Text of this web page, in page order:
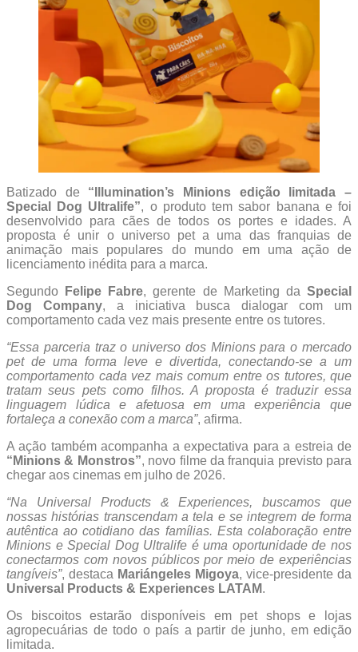
Batizado de “Illumination’s Minions edição limitada –
Special Dog Ultralife”, o produto tem sabor banana e foi
desenvolvido para cães de todos os portes e idades. A
proposta é unir o universo pet a uma das franquias de
animação mais populares do mundo em uma ação de
licenciamento inédita para a marca.
Segundo
Felipe Fabre, gerente de Marketing daSpecial
Dog Company, a iniciativa busca dialogar com um
comportamento cada vez mais presente entre os tutores.
“Essa parceria traz o universo dos Minions para o mercado
pet de uma forma leve e divertida, conectando-se a um
comportamento cada vez mais comum entre os tutores, que
tratam seus pets como filhos. A proposta é traduzir essa
linguagem lúdica e afetuosa em uma experiência que
fortaleça a conexão com a marca”, afirma.
A ação também acompanha a expectativa para a estreia de
“Minions & Monstros”, novo filme da franquia previsto para
chegar aos cinemas em julho de 2026.
“Na Universal Products & Experiences, buscamos que
nossas histórias transcendam a tela e se integrem de forma
autêntica ao cotidiano das famílias. Esta colaboração entre
Minions e Special Dog Ultralife é uma oportunidade de nos
conectarmos com novos públicos por meio de experiências
tangíveis”, destaca Mariángeles Migoya, vice-presidente da
Universal Products & Experiences LATAM.
Os biscoitos estarão disponíveis em pet shops e lojas
agropecuárias de todo o país a partir de junho, em edição
limitada.